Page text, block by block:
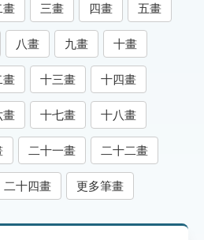
畫 三畫 四畫 五畫
八畫 九畫 十畫
畫 十三畫 十四畫
畫 十七畫 十八畫
二十一畫 二十二畫
二十四畫 更多筆畫